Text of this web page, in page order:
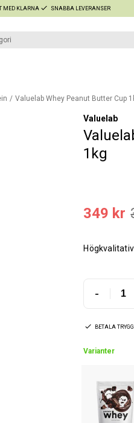
MED KLARNA SNABBA LEVERANSER
Valuelab Whey Peanut Butter Cup
Valuelab
1kg
349 kr
-
BETALA
Varianter